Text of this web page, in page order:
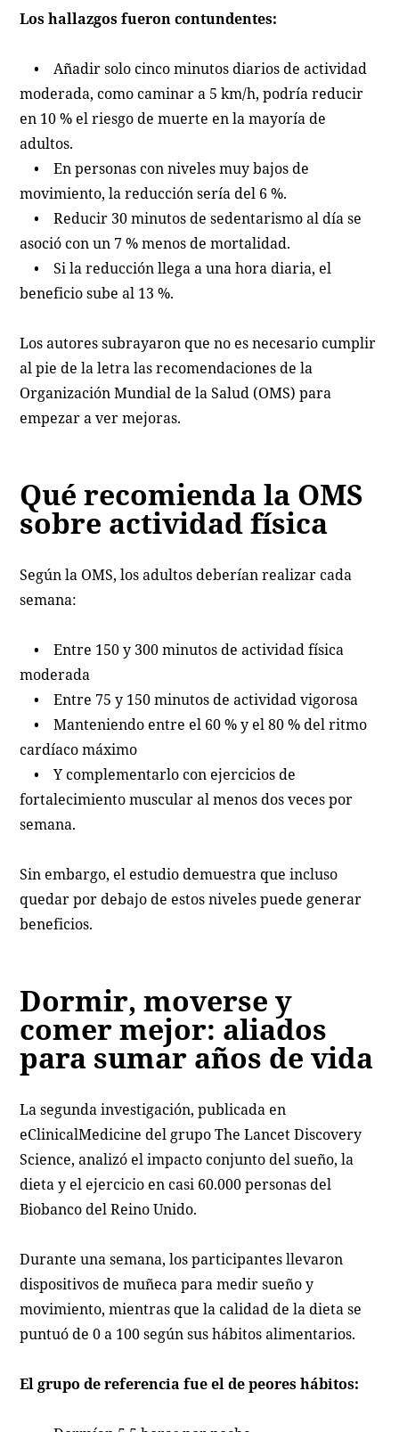
Los hallazgos fueron contundentes:
• Añadir solo cinco minutos diarios de actividad
moderada, como caminar a 5 km/h, podría reducir
en 10 % el riesgo de muerte en la mayoría de
adultos.
• En personas con niveles muy bajos de
movimiento, la reducción sería del 6 %.
• Reducir 30 minutos de sedentarismo al día se
asoció con un 7 % menos de mortalidad.
• Si la reducción llega a una hora diaria, el
beneficio sube al 13 %.
Los autores subrayaron que no es necesario cumplir
al pie de la letra las recomendaciones de la
Organización Mundial de la Salud (OMS) para
empezar a ver mejoras.
Qué recomienda la OMS
sobre actividad física
Según la OMS, los adultos deberían realizar cada
semana:
• Entre 150 y 300 minutos de actividad física
moderada
• Entre 75 y 150 minutos de actividad vigorosa
• Manteniendo entre el 60 % y el 80 % del ritmo
cardíaco máximo
• Y complementarlo con ejercicios de
fortalecimiento muscular al menos dos veces por
semana.
Sin embargo, el estudio demuestra que incluso
quedar por debajo de estos niveles puede generar
beneficios.
Dormir, moverse y
comer mejor: aliados
para sumar años de vida
La segunda investigación, publicada en
eClinicalMedicine del grupo The Lancet Discovery
Science, analizó el impacto conjunto del sueño, la
dieta y el ejercicio en casi 60.000 personas del
Biobanco del Reino Unido.
Durante una semana, los participantes llevaron
dispositivos de muñeca para medir sueño y
movimiento, mientras que la calidad de la dieta se
puntuó de 0 a 100 según sus hábitos alimentarios.
El grupo de referencia fue el de peores hábitos: